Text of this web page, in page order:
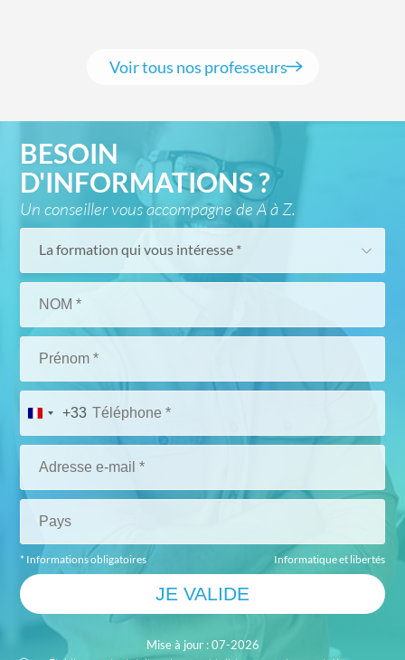
Voir tous nos professeurs
BESOIN
D'INFORMATIONS ?
Un conseiller vous accompagne de A à Z.
La formation qui vous intéresse *
+33
* Informations obligatoires Informatique et libertés
Mise à jour : 07-2026